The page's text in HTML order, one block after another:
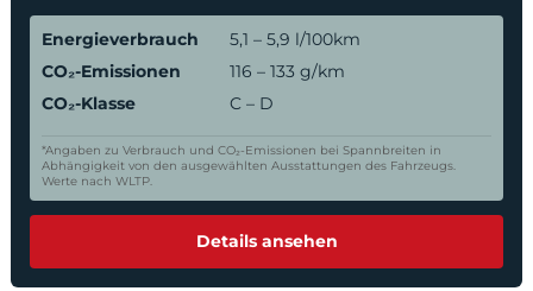
Energieverbrauch
5,1 – 5,9 l/100km
CO₂-Emissionen
116 – 133 g/km
CO₂-Klasse
C – D
*Angaben zu Verbrauch und CO₂-Emissionen bei Spannbreiten in
Abhängigkeit von den ausgewählten Ausstattungen des Fahrzeugs.
Werte nach WLTP.
Details ansehen